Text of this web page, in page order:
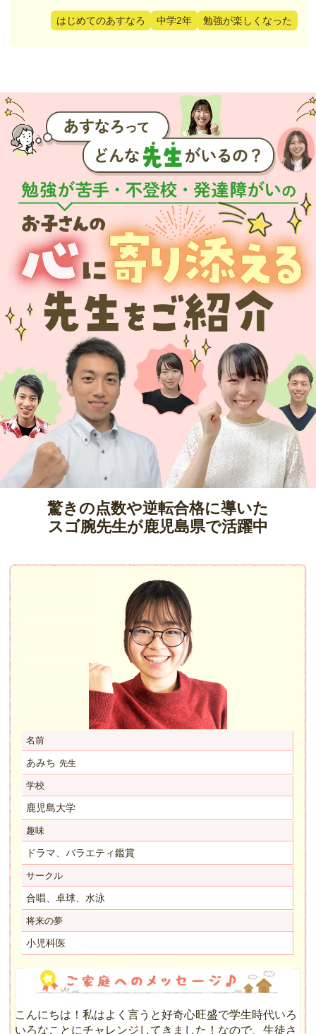
はじめてのあすなろ 中学2年 勉強が楽しくなった
驚きの点数や逆転合格に導いた
スゴ腕先生が鹿児島県で活躍中
名前
あみち 先生
学校
鹿児島大学
趣味
ドラマ、バラエティ鑑賞
サークル
合唱、卓球、水泳
将来の夢
小児科医
こんにちは！私はよく言うと好奇心旺盛で学生時代いろ
いろなことにチャレンジしてきました！なので、生徒さ